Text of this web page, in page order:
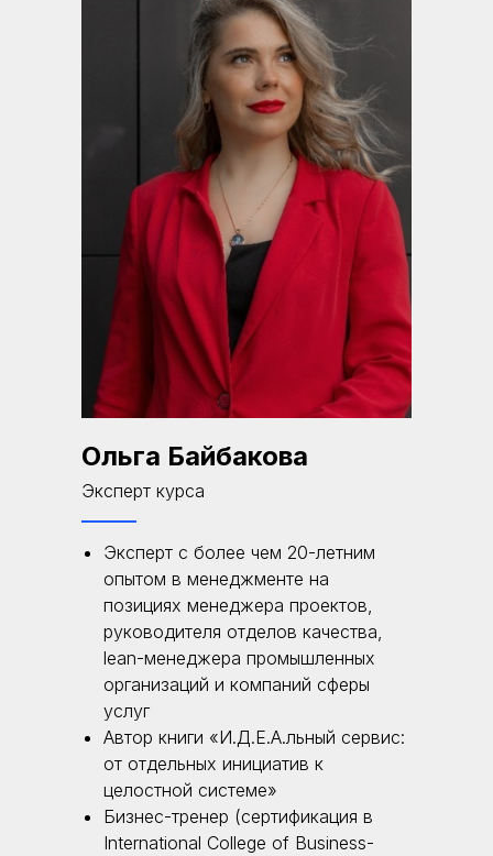
Ольга Байбакова
Эксперт курса
Эксперт с более чем 20-летним
опытом в менеджменте на
позициях менеджера проектов,
руководителя отделов качества,
lean-менеджера промышленных
организаций и компаний сферы
услуг
Автор книги «И.Д.Е.А.льный сервис:
от отдельных инициатив к
целостной системе»
Бизнес-тренер (сертификация в
International College of Business-